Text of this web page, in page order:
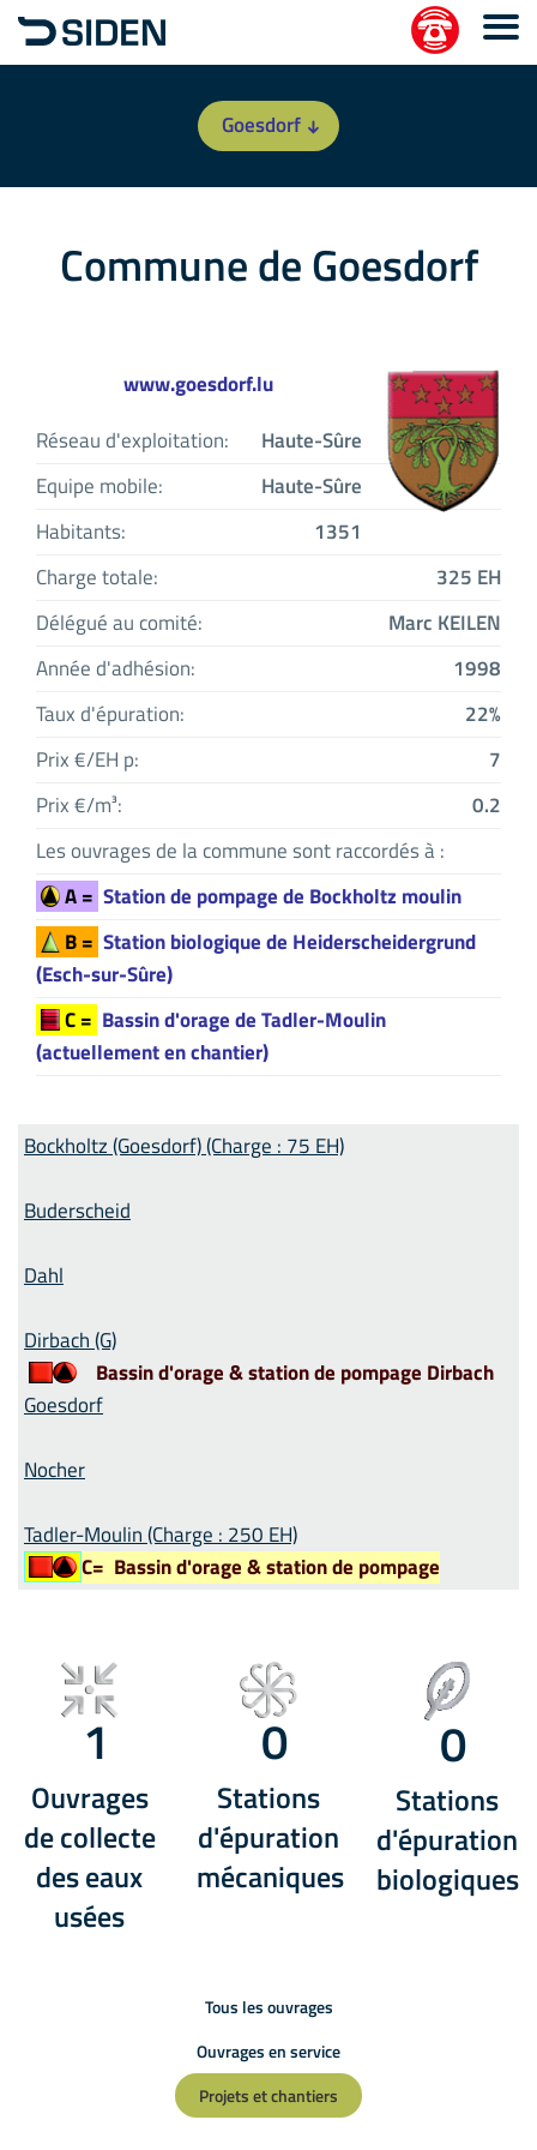
Goesdorf
Commune de Goesdorf
www.goesdorf.lu
Réseau d'exploitation:
Haute-Sûre
Equipe mobile:
Haute-Sûre
Habitants:
1351
Charge totale:
325 EH
Délégué au comité:
Marc KEILEN
Année d'adhésion:
1998
Taux d'épuration:
22%
Prix €/EH p:
7
Prix €/m³:
0.2
Les ouvrages de la commune sont raccordés à :
A = Station de pompage de Bockholtz moulin
B = Station biologique de Heiderscheidergrund
(Esch-sur-Sûre)
C = Bassin d'orage de Tadler-Moulin
(actuellement en chantier)
Bockholtz (Goesdorf) (Charge : 75 EH)
Buderscheid
Dahl
Dirbach (G)
Bassin d'orage & station de pompage Dirbach
Goesdorf
Nocher
Tadler-Moulin (Charge : 250 EH)
C= Bassin d'orage & station de pompage
1
Ouvrages
de collecte
des eaux
usées
0
Stations
d'épuration
mécaniques
0
Stations
d'épuration
biologiques
Tous les ouvrages
Ouvrages en service
Projets et chantiers